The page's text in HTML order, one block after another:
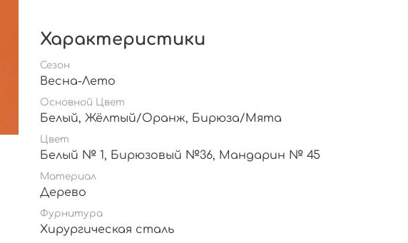
Характеристики
Сезон
Весна-Лето
Основной Цвет
Белый, Жёлтый/Оранж, Бирюза/Мята
Цвет
Белый № 1, Бирюзовый №36, Мандарин № 45
Материал
Дерево
Фурнитура
Хирургическая сталь